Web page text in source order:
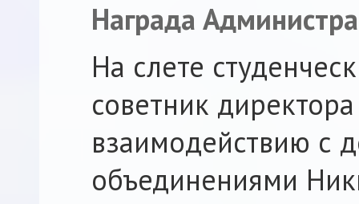
Награда
На слете
советник
взаимодействию с
объединениями